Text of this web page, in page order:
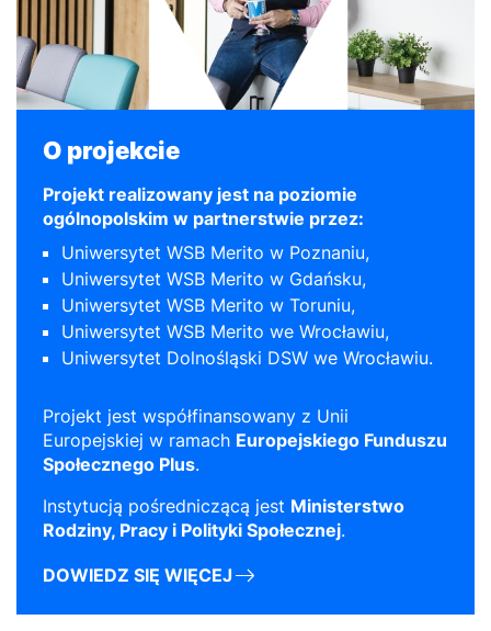
O projekcie
Projekt realizowany jest na poziomie
ogólnopolskim w partnerstwie przez:
Uniwersytet WSB Merito w Poznaniu,
Uniwersytet WSB Merito w Gdańsku,
Uniwersytet WSB Merito w Toruniu,
Uniwersytet WSB Merito we Wrocławiu,
Uniwersytet Dolnośląski DSW we Wrocławiu.
Projekt jest współfinansowany z Unii
Europejskiej w ramach Europejskiego Funduszu
Społecznego Plus.
Instytucją pośredniczącą jest Ministerstwo
Rodziny, Pracy i Polityki Społecznej.
DOWIEDZ SIĘ WIĘCEJ